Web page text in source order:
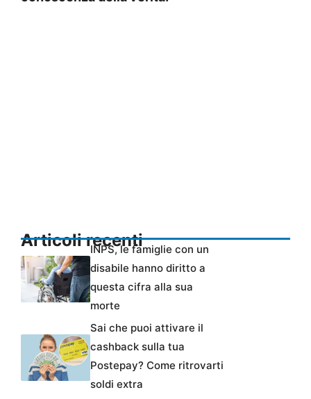
Articoli recentiINPS, le famiglie con un
disabile hanno diritto a
questa cifra alla sua
morte
Sai che puoi attivare il
cashback sulla tua
Postepay? Come ritrovarti
soldi extra